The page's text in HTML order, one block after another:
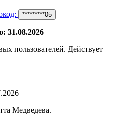
*********05
31.08.2026
пользователей. Действует
Медведева.